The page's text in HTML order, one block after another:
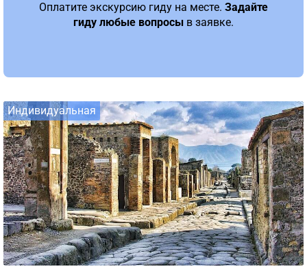
Оплатите экскурсию гиду на месте. Задайте
гиду любые вопросы в заявке.
Индивидуальная